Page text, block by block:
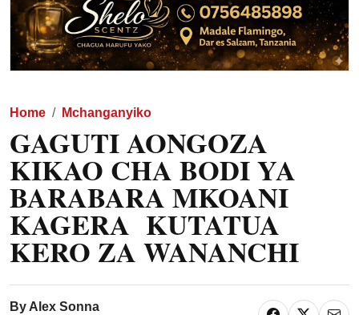
Home Mchanganyiko
GAGUTI AONGOZA
KIKAO CHA BODI YA
BARABARA MKOANI
KAGERA KUTATUA
KERO ZA WANANCHI
By Alex Sonna